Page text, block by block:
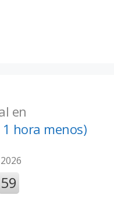
en
hora menos)